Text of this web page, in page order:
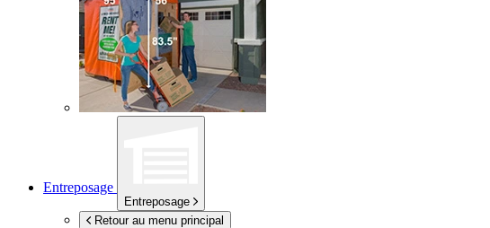
Entreposage
Entreposage
Retour au menu principal